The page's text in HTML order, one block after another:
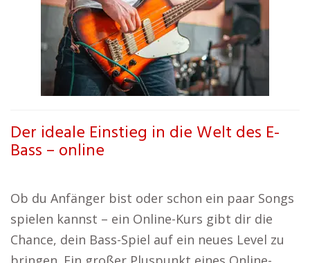
Der ideale Einstieg in die Welt des E-
Bass – online
Ob du Anfänger bist oder schon ein paar Songs
spielen kannst – ein Online-Kurs gibt dir die
Chance, dein Bass-Spiel auf ein neues Level zu